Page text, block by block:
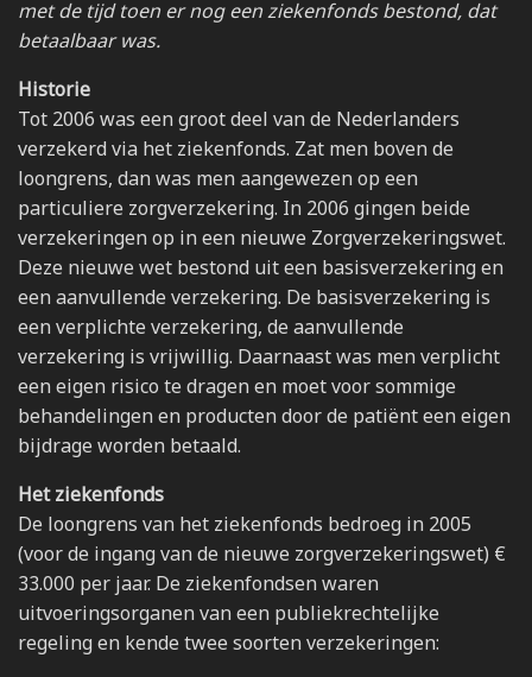
met de tijd toen er nog een ziekenfonds bestond, dat
betaalbaar was.
Historie
Tot 2006 was een groot deel van de Nederlanders
verzekerd via het ziekenfonds. Zat men boven de
loongrens, dan was men aangewezen op een
particuliere zorgverzekering. In 2006 gingen beide
verzekeringen op in een nieuwe Zorgverzekeringswet.
Deze nieuwe wet bestond uit een basisverzekering en
een aanvullende verzekering. De basisverzekering is
een verplichte verzekering, de aanvullende
verzekering is vrijwillig. Daarnaast was men verplicht
een eigen risico te dragen en moet voor sommige
behandelingen en producten door de patiënt een eigen
bijdrage worden betaald.
Het ziekenfonds
De loongrens van het ziekenfonds bedroeg in 2005
(voor de ingang van de nieuwe zorgverzekeringswet) €
33.000 per jaar. De ziekenfondsen waren
uitvoeringsorganen van een publiekrechtelijke
regeling en kende twee soorten verzekeringen: